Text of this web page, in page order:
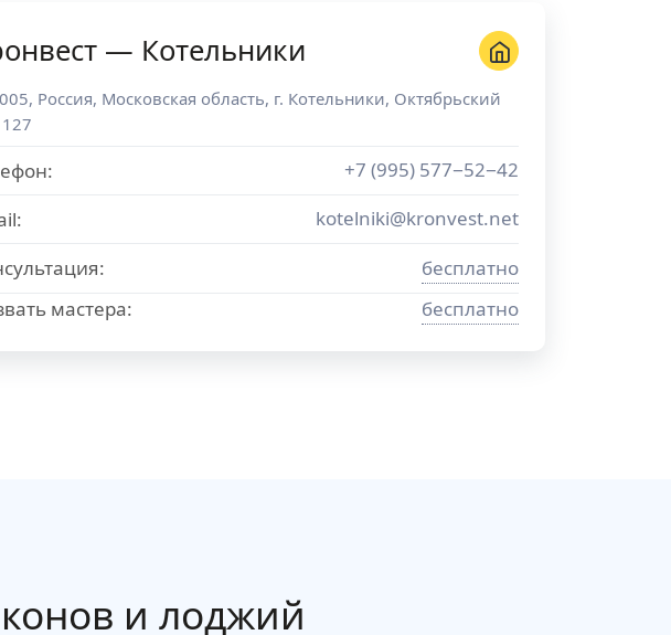
— Котельники
, Россия, Московская область, г. Котельники, Октябрьский
+7 (995) 577−52−42
kotelniki@kronvest.net
бесплатно
мастера:
бесплатно
и лоджий